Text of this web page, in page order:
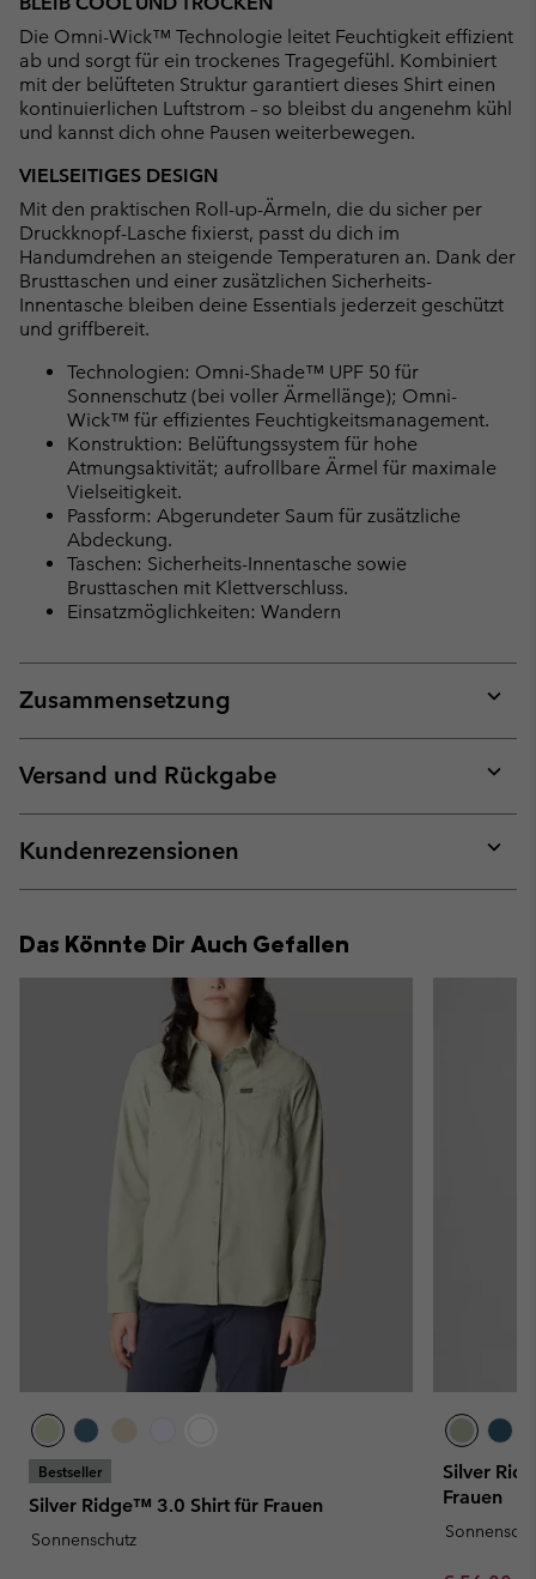
Die Omni-Wick™ Technologie leitet Feuchtigkeit effizient
ab und sorgt für ein trockenes Tragegefühl. Kombiniert
mit der belüfteten Struktur garantiert dieses Shirt einen
kontinuierlichen Luftstrom – so bleibst du angenehm kühl
und kannst dich ohne Pausen weiterbewegen.
VIELSEITIGES DESIGN
Mit den praktischen Roll-up-Ärmeln, die du sicher per
Druckknopf-Lasche fixierst, passt du dich im
Handumdrehen an steigende Temperaturen an. Dank der
Brusttaschen und einer zusätzlichen Sicherheits-
Innentasche bleiben deine Essentials jederzeit geschützt
und griffbereit.
Technologien: Omni-Shade™ UPF 50 für
Sonnenschutz (bei voller Ärmellänge); Omni-
Wick™ für effizientes Feuchtigkeitsmanagement.
Konstruktion: Belüftungssystem für hohe
Atmungsaktivität; aufrollbare Ärmel für maximale
Vielseitigkeit.
Passform: Abgerundeter Saum für zusätzliche
Abdeckung.
Taschen: Sicherheits-Innentasche sowie
Brusttaschen mit Klettverschluss.
Einsatzmöglichkeiten: Wandern
Zusammensetzung
or
Versand und Rückgabe
or
Kundenrezensionen
or
Das Könnte Dir Auch Gefallen
Bestseller
Silver Ridge™ 3.0 Shirt für Frauen
Sonnenschutz
Silver
Frauen